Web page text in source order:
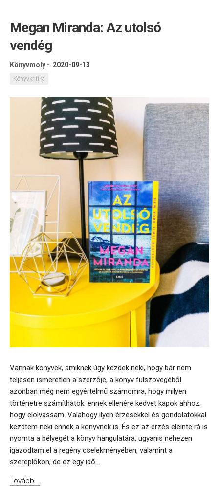
Megan Miranda: Az utolsó
vendég
Könyvmoly - 2020-09-13
Könyvkritika
Vannak könyvek, amiknek úgy kezdek neki, hogy bár nem
teljesen ismeretlen a szerzője, a könyv fülszövegéből
azonban még nem egyértelmű számomra, hogy milyen
történetre számíthatok, ennek ellenére kedvet kapok ahhoz,
hogy elolvassam. Valahogy ilyen érzésekkel és gondolatokkal
kezdtem neki ennek a könyvnek is. És ez az érzés eleinte rá is
nyomta a bélyegét a könyv hangulatára, ugyanis nehezen
igazodtam el a regény cselekményében, valamint a
szereplőkön, de ez egy idő...
Tovább...